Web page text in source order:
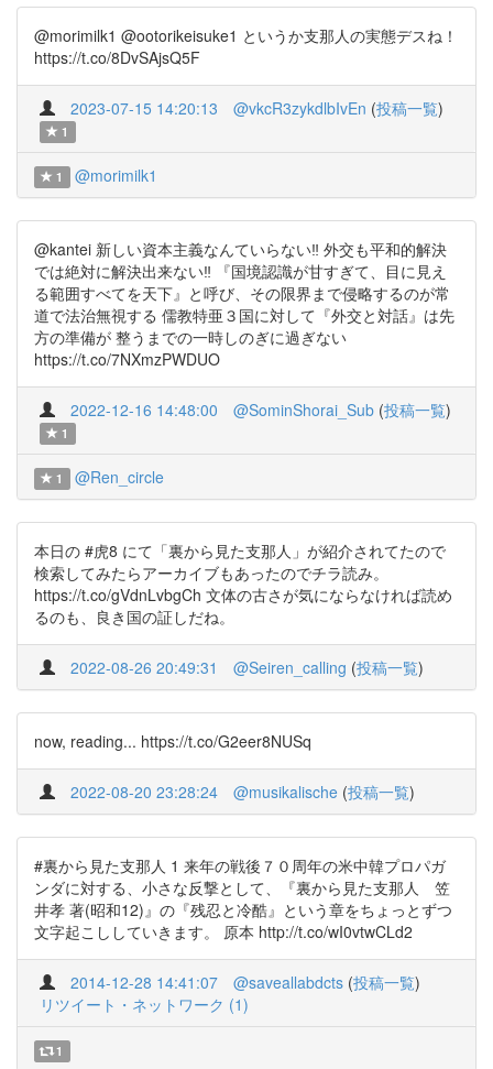
@morimilk1 @ootorikeisuke1 というか支那人の実態デスね！
https://t.co/8DvSAjsQ5F
2023-07-15 14:20:13 @vkcR3zykdlbIvEn (投稿一覧)
1
1 @morimilk1
@kantei 新しい資本主義なんていらない‼️ 外交も平和的解決
では絶対に解決出来ない‼ 『国境認識が甘すぎて、目に見え
る範囲すべてを天下』と呼び、その限界まで侵略するのが常
道で法治無視する 儒教特亜３国に対して『外交と対話』は先
方の準備が 整うまでの一時しのぎに過ぎない
https://t.co/7NXmzPWDUO
2022-12-16 14:48:00 @SominShorai_Sub (投稿一覧)
1
1 @Ren_circle
本日の #虎8 にて「裏から見た支那人」が紹介されてたので
検索してみたらアーカイブもあったのでチラ読み。
https://t.co/gVdnLvbgCh 文体の古さが気にならなければ読め
るのも、良き国の証しだね。
2022-08-26 20:49:31 @Seiren_calling (投稿一覧)
now, reading... https://t.co/G2eer8NUSq
2022-08-20 23:28:24 @musikalische (投稿一覧)
#裏から見た支那人 1 来年の戦後７０周年の米中韓プロパガ
ンダに対する、小さな反撃として、『裏から見た支那人 笠
井孝 著(昭和12)』の『残忍と冷酷』という章をちょっとずつ
文字起こししていきます。 原本 http://t.co/wI0vtwCLd2
2014-12-28 14:41:07 @saveallabdcts (投稿一覧)
リツイート・ネットワーク (1)
1